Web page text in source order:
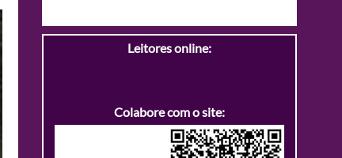
Leitores online:
Colabore com o site: